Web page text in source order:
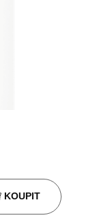
KOUPIT